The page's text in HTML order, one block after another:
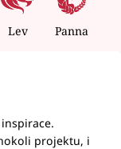
Lev Panna
projektu, i